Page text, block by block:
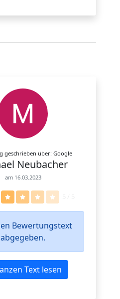
geschrieben über: Google
Neubacher
am 16.03.2023
Bewertungstext
abgegeben.
Text lesen